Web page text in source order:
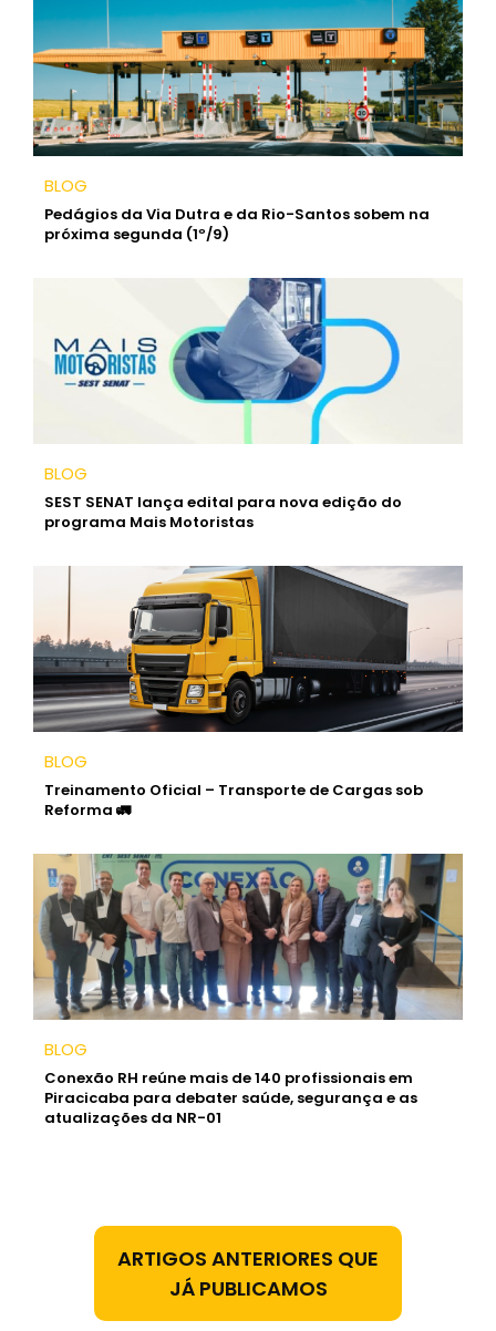
BLOG
Pedágios da Via Dutra e da Rio-Santos sobem na
próxima segunda (1º/9)
BLOG
SEST SENAT lança edital para nova edição do
programa Mais Motoristas
BLOG
Treinamento Oficial – Transporte de Cargas sob
Reforma 🚛
BLOG
Conexão RH reúne mais de 140 profissionais em
Piracicaba para debater saúde, segurança e as
atualizações da NR-01
ARTIGOS ANTERIORES QUE
JÁ PUBLICAMOS